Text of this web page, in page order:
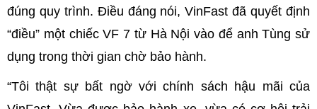
đúng quy trình. Điều đáng nói, VinFast đã quyết định
“điều” một chiếc VF 7 từ Hà Nội vào để anh Tùng sử
dụng trong thời gian chờ bảo hành.
“Tôi thật sự bất ngờ với chính sách hậu mãi của